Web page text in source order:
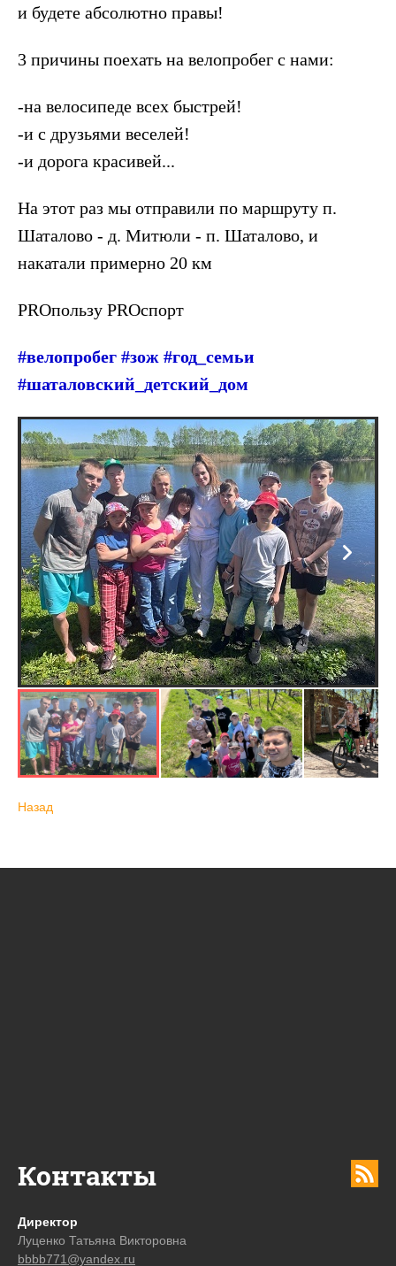
и будете абсолютно правы!
3 причины поехать на велопробег с нами:
-на велосипеде всех быстрей!
-и с друзьями веселей!
-и ️дорога красивей...
На этот раз мы отправили по маршруту п.
Шаталово - д. Митюли - п. Шаталово, и
накатали примерно 20 км
PROпользу PROспорт
#велопробег #зож #год_семьи
#шаталовский_детский_дом
Назад
Контакты
Директор
Луценко Татьяна Викторовна
bbbb771@yandex.ru